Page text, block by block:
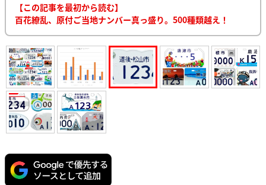
【この記事を最初から読む】
百花繚乱、原付ご当地ナンバー真っ盛り。500種類越え！